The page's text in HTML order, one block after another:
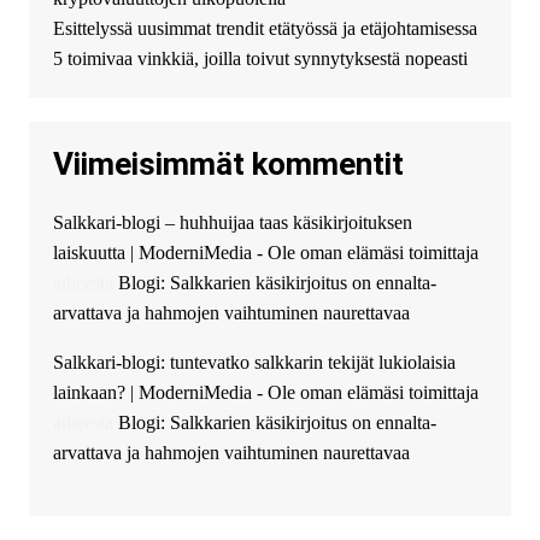
финансирование в долг без
избыточных вопросов и
документов? Тогда обратитесь
guest_4889 :Cmon Suomi 👏
The Admin: High five! You’ve
successfully installed Simple
Ajax Chat.
Esittelyssä uusimmat trendit etätyössä ja etäjohtamisessa
5 toimivaa vinkkiä, joilla toivut synnytyksestä nopeasti
Viimeisimmät kommentit
Salkkari-blogi – huhhuijaa taas käsikirjoituksen
laiskuutta | ModerniMedia - Ole oman elämäsi toimittaja
Blogi: Salkkarien käsikirjoitus on ennalta-
arvattava ja hahmojen vaihtuminen naurettavaa
Salkkari-blogi: tuntevatko salkkarin tekijät lukiolaisia
lainkaan? | ModerniMedia - Ole oman elämäsi toimittaja
Blogi: Salkkarien käsikirjoitus on ennalta-
arvattava ja hahmojen vaihtuminen naurettavaa